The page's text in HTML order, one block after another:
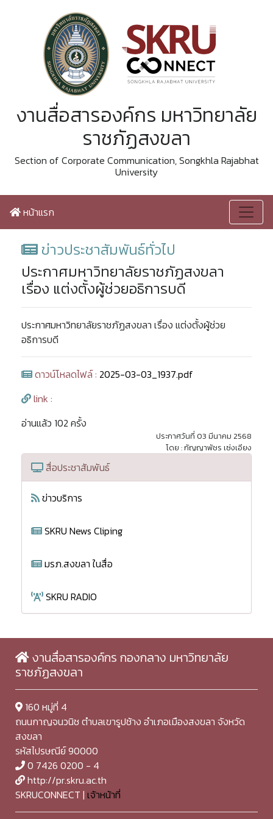
งานสื่อสารองค์กร มหาวิทยาลัย
ราชภัฏสงขลา
Section of Corporate Communication, Songkhla Rajabhat
University
หน้าแรก
ข่าวประชาสัมพันธ์ทั่วไป
ประกาศมหาวิทยาลัยราชภัฏสงขลา
เรื่อง แต่งตั้งผู้ช่วยอธิการบดี
ประกาศมหาวิทยาลัยราชภัฏสงขลา เรื่อง แต่งตั้งผู้ช่วย
อธิการบดี
ดาวน์โหลดไฟล์ : 2025-03-03_1937.pdf
link :
อ่านแล้ว 102 ครั้ง
ประกาศวันที่ 03 มีนาคม 2568
โดย : กัญญาพัชร เซ่งเอียง
สื่อประชาสัมพันธ์
ข่าวบริการ
SKRU News Cliping
มรภ.สงขลา ในสื่อ
SKRU RADIO
งานสื่อสารองค์กร กองกลาง มหาวิทยาลัย
ราชภัฏสงขลา
160 หมู่ที่ 4
ถนนกาญจนวนิช ตำบลเขารูปช้าง อำเภอเมืองสงขลา จังหวัด
สงขลา
รหัสไปรษณีย์ 90000
0 7426 0200 - 4
http://pr.skru.ac.th
SKRUCONNECT | เจ้าหน้าที่